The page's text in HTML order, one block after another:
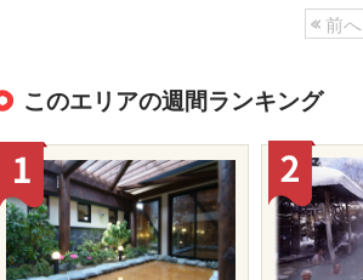
前へ
このエリアの週間ランキング